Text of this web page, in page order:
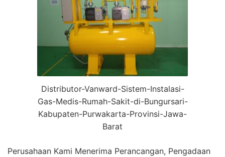
Distributor-Vanward-Sistem-Instalasi-
Gas-Medis-Rumah-Sakit-di-Bungursari-
Kabupaten-Purwakarta-Provinsi-Jawa-
Barat
Perusahaan Kami Menerima Perancangan, Pengadaan